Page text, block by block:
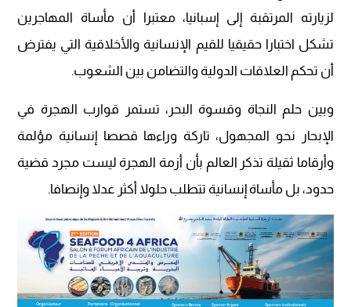
لزيارته المرتقبة إلى إسبانيا، معتبرا أن مأساة المهاجرين
تشكل اختبارا حقيقيا للقيم الإنسانية والأخلاقية التي يفترض
أن تحكم العلاقات الدولية والتضامن بين الشعوب.
وبين حلم النجاة وقسوة البحر، تستمر قوارب الهجرة في
الإبحار نحو المجهول، تاركة وراءها قصصا إنسانية مؤلمة
وأرقاما ثقيلة تذكر العالم بأن أزمة الهجرة ليست مجرد قضية
حدود، بل مأساة إنسانية تتطلب حلولا أكثر عدلا وإنصافا.